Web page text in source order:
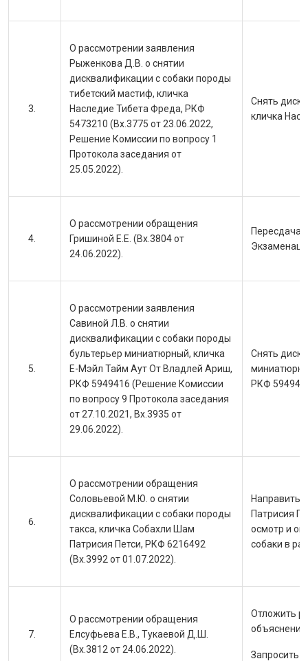
О рассмотрении заявления
Рыженкова Д.В. о снятии
дисквалификации с собаки породы
тибетский мастиф, кличка
Наследие Тибета Фреда, РКФ
5473210 (Вх.3775 от 23.06.2022,
Решение Комиссии по вопросу 1
Протокола заседания от
25.05.2022).
Снять
кличка
О рассмотрении обращения
Гришиной Е.Е. (Вх.3804 от
24.06.2022).
Пересдача
О рассмотрении заявления
Савиной Л.В. о снятии
дисквалификации с собаки породы
бультерьер миниатюрный, кличка
Е-Мэйл Тайм Аут От Владлей Ариш,
РКФ 5949416 (Решение Комиссии
по вопросу 9 Протокола заседания
от 27.10.2021, Вх.3935 от
29.06.2022).
Снять
РКФ
О рассмотрении обращения
Соловьевой М.Ю. о снятии
дисквалификации с собаки породы
такса, кличка Собахли Шам
Патрисия Петси, РКФ 6216492
(Вх.3992 от 01.07.2022).
Направить
Патрисия
осмотр и
собаки в
О рассмотрении обращения
Елсуфьева Е.В., Тукаевой Д.Ш.
(Вх.3812 от 24.06.2022).
Отложить
Запросить